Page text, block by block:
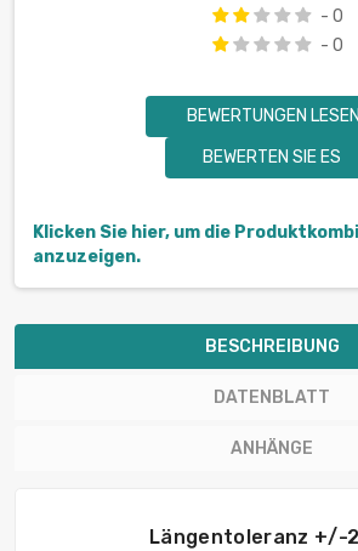
- 0
- 0
BEWERTUNGEN LESEN
BEWERTEN SIE ES
Klicken Sie hier, um die
anzuzeigen.
BESCHREIBUNG
DATENBLATT
ANHÄNGE
Längentoleranz +/-